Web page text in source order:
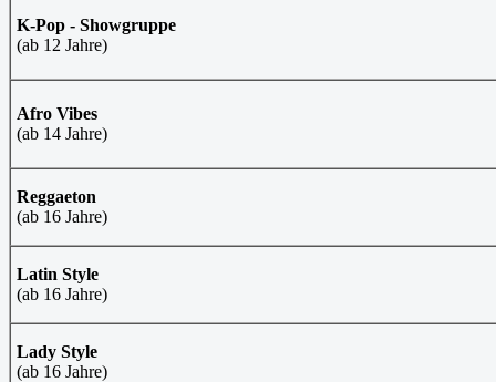
K-Pop - Showgruppe
(ab 12 Jahre)
Afro Vibes
(ab 14 Jahre)
Reggaeton
(ab 16 Jahre)
Latin Style
(ab 16 Jahre)
Lady Style
(ab 16 Jahre)